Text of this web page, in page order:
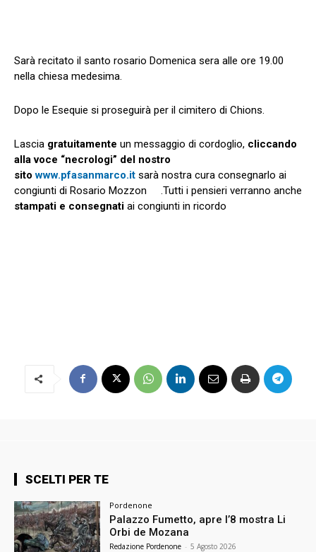
Sarà recitato il santo rosario Domenica sera alle ore 19.00
nella chiesa medesima.
Dopo le Esequie si proseguirà per il cimitero di Chions.
Lascia gratuitamente un messaggio di cordoglio, cliccando
alla voce “necrologi” del nostro
sitowww.pfasanmarco.it sarà nostra cura consegnarlo ai
congiunti di Rosario Mozzon .Tutti i pensieri verranno anche
stampati e consegnati ai congiunti in ricordo
SCELTI PER TE
Pordenone
Palazzo Fumetto, apre l’8 mostra Li
Orbi de Mozana
Redazione Pordenone - 5 Agosto 2026